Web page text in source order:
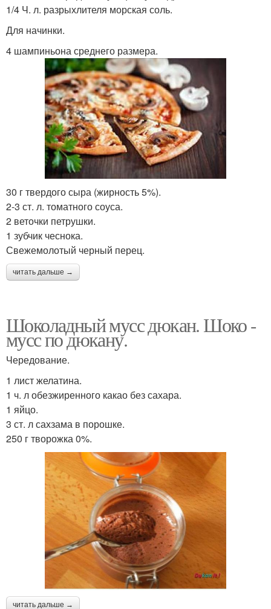
1/4 Ч. л. разрыхлителя морская соль.
Для начинки.
4 шампиньона среднего размера.
30 г твердого сыра (жирность 5%).
2-3 ст. л. томатного соуса.
2 веточки петрушки.
1 зубчик чеснока.
Свежемолотый черный перец.
читать дальше →
Шоколадный мусс дюкан. Шоко -
мусс по дюкану.
Чередование.
1 лист желатина.
1 ч. л обезжиренного какао без сахара.
1 яйцо.
3 ст. л сахзама в порошке.
250 г творожка 0%.
читать дальше →